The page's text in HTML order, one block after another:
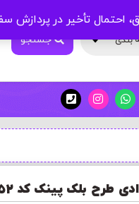
احتمال تأخیر در پردازش
بندی جستجو
طرح بلک پینک کد 6252